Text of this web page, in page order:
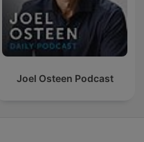
Joel Osteen Podcast